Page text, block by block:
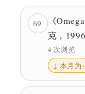
69
《
克，
4 次浏览
↓ 本月为